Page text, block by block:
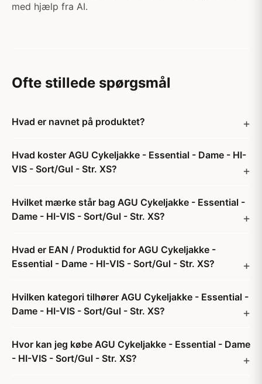
med hjælp fra AI.
Ofte stillede spørgsmål
Hvad er navnet på produktet?
Hvad koster AGU Cykeljakke - Essential - Dame - HI-
VIS - Sort/Gul - Str. XS?
Hvilket mærke står bag AGU Cykeljakke - Essential -
Dame - HI-VIS - Sort/Gul - Str. XS?
Hvad er EAN / Produktid for AGU Cykeljakke -
Essential - Dame - HI-VIS - Sort/Gul - Str. XS?
Hvilken kategori tilhører AGU Cykeljakke - Essential -
Dame - HI-VIS - Sort/Gul - Str. XS?
Hvor kan jeg købe AGU Cykeljakke - Essential - Dame
- HI-VIS - Sort/Gul - Str. XS?